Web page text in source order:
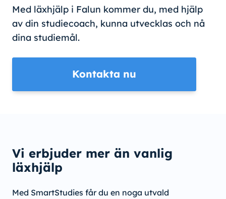
Med läxhjälp i Falun kommer du, med hjälp
av din studiecoach, kunna utvecklas och nå
dina studiemål.
Kontakta nu
Vi erbjuder mer än vanlig
läxhjälp
Med SmartStudies får du en noga utvald